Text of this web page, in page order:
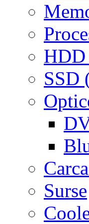
SSD
Surse